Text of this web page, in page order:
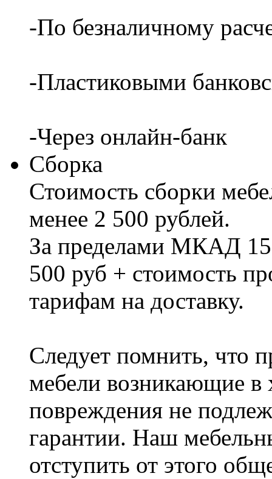
-По безналичному
-Пластиковыми
-Через онлайн-банк
Сборка
Стоимость сборки
менее 2 500 рублей.
За пределами МКАД
500 руб + стоимость
тарифам на доставку.
Следует помнить, что
мебели возникающие в
повреждения не
гарантии. Наш
отступить от этого